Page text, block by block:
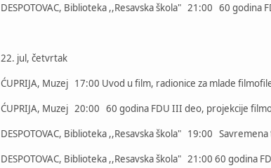
DESPOTOVAC, Biblioteka ,,Resavska škola" 21:00 60 godina
22. jul, četvrtak
ĆUPRIJA, Muzej 17:00 Uvod u film, radionice za mlade
ĆUPRIJA, Muzej 20:00 60 godina FDU III deo, projekcije
DESPOTOVAC, Biblioteka ,,Resavska škola" 19:00
DESPOTOVAC, Biblioteka ,,Resavska škola" 21:00 60 godina